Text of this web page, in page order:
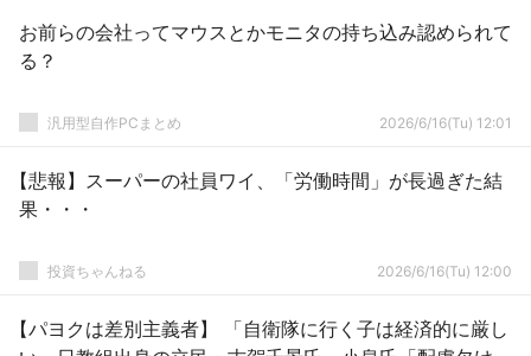
お前らの会社ってマウスとかモニタの持ち込み認められて
る？
汎用型自作PCまとめ 2026/6/16(Tu) 12:01
【悲報】スーパーの社員ワイ、「労働時間」が長過ぎた結
果・・・
投資ちゃんねる 2026/6/16(Tu) 12:00
【パヨクは差別主義者】 「自衛隊に行く子は経済的に厳し